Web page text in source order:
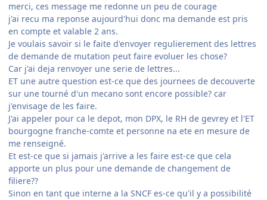
merci, ces message me redonne un peu de courage
j'ai recu ma reponse aujourd'hui donc ma demande est pris
en compte et valable 2 ans.
Je voulais savoir si le faite d'envoyer regulierement des lettres
de demande de mutation peut faire evoluer les chose?
Car j'ai deja renvoyer une serie de lettres...
ET une autre question est-ce que des journees de decouverte
sur une tourné d'un mecano sont encore possible? car
j'envisage de les faire.
J'ai appeler pour ca le depot, mon DPX, le RH de gevrey et l'ET
bourgogne franche-comte et personne na ete en mesure de
me renseigné.
Et est-ce que si jamais j'arrive a les faire est-ce que cela
apporte un plus pour une demande de changement de
filiere??
Sinon en tant que interne a la SNCF es-ce qu'il y a possibilité